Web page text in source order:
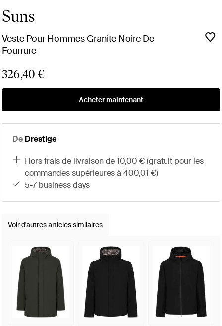
Suns
Veste Pour Hommes Granite Noire De
Fourrure
326,40 €
Acheter maintenant
De Drestige
hors frais de livraison de 10,00 € (gratuit pour les
commandes supérieures à 400,01 €)
5-7 business days
Voir d'autres articles similaires